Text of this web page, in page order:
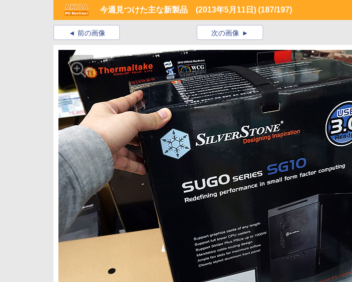
今週見つけた主な新製品 (2013年5月11日) (187/197)
前の画像 次の画像